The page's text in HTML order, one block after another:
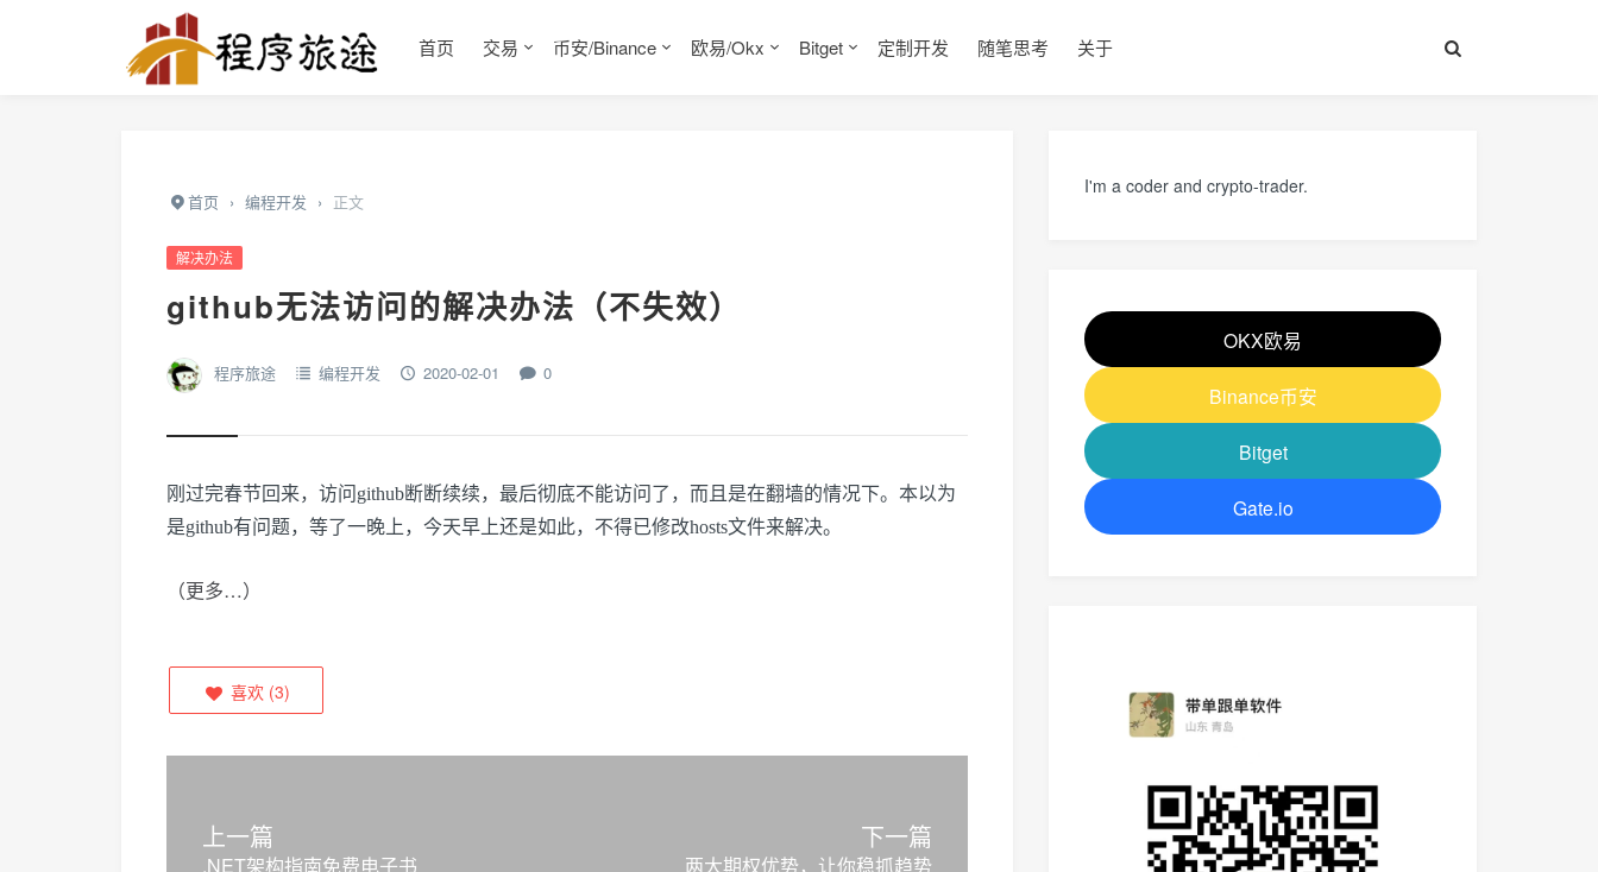
首页 交易 币安/Binance 欧易/Okx Bitget 定制开发 随笔思考 关于
首页 › 编程开发 › 正文
解决办法
github无法访问的解决办法（不失效）
程序旅途 编程开发 2020-02-01 0
刚过完春节回来，访问github断断续续，最后彻底不能访问了，而且是在翻墙的情况下。本以为
是github有问题，等了一晚上，今天早上还是如此，不得已修改hosts文件来解决。
（更多…）
喜欢 (3)
上一篇
.NET架构指南免费电子书
下一篇
两大期权优势，让你稳抓趋势
I'm a coder and crypto-trader.
OKX欧易
Binance币安
Bitget
Gate.io